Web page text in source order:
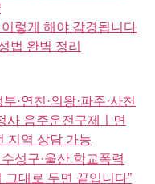
렇게 해야 감경됩니다
법 완벽 정리
·연천·의왕·파주·사천
사 음주운전구제ㅣ면
지역 상담 가능
성구·울산 학교폭력
그대로 두면 끝입니다”